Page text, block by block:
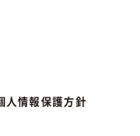
人情報保護方針